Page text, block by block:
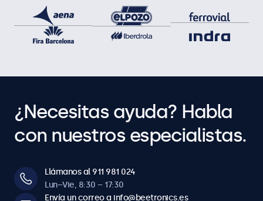
¿Necesitas ayuda? Habla
con nuestros especialistas.
Llámanos al 911 981 024
Lun–Vie, 8:30 – 17:30
Envía un correo a info@beetronics.es